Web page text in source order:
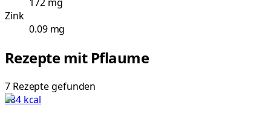
172 mg
Zink
0.09 mg
Rezepte mit Pflaume
7 Rezeptegefunden
284kcal